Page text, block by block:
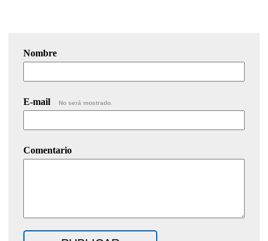
Nombre
E-mail No será mostrado.
Comentario